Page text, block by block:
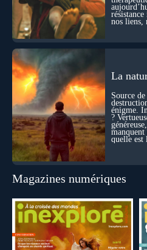
nos liens,
La
Source
énigme.
?
quelle est
Magazines numériques